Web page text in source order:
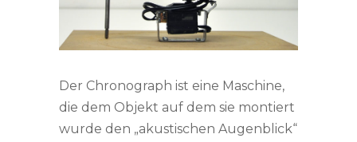
Der Chronograph ist eine Maschine,
die dem Objekt auf dem sie montiert
wurde den „akustischen Augenblick“